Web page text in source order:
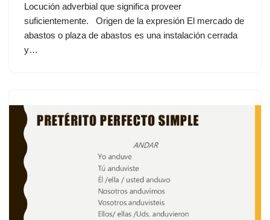
Locución adverbial que significa proveer
suficientemente. Origen de la expresión El mercado de
abastos o plaza de abastos es una instalación cerrada
y…